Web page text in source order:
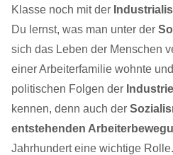
Klasse noch mit der
Du lernst, was man unter der
sich das Leben der Menschen
einer Arbeiterfamilie wohnte
politischen Folgen der
kennen, denn auch der
entstehenden
Jahrhundert eine wichtige Rolle.